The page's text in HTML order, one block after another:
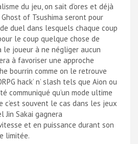
du jeu, on sait d’ores et déjà
of Tsushima seront pour
duel dans lesquels chaque coup
le coup quelque chose de
joueur à ne négliger aucun
à favoriser une approche
bourrin comme on le retrouve
hack’ n’ slash tels que Aion ou
communiqué qu’un mode ultime
c’est souvent le cas dans les jeux
Jin Sakai gagnera
et en puissance durant son
limitée.